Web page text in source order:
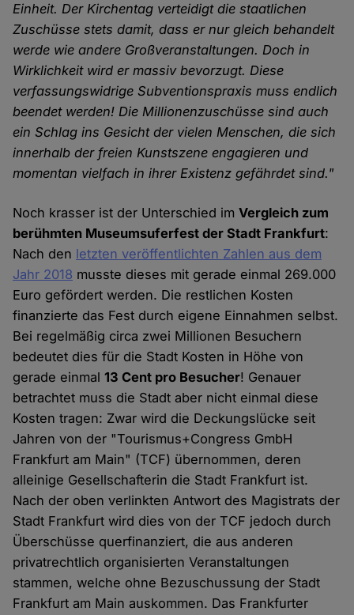
Einheit. Der Kirchentag verteidigt die staatlichen
Zuschüsse stets damit, dass er nur gleich behandelt
werde wie andere Großveranstaltungen. Doch in
Wirklichkeit wird er massiv bevorzugt. Diese
verfassungswidrige Subventionspraxis muss endlich
beendet werden! Die Millionenzuschüsse sind auch
ein Schlag ins Gesicht der vielen Menschen, die sich
innerhalb der freien Kunstszene engagieren und
momentan vielfach in ihrer Existenz gefährdet sind."
Noch krasser ist der Unterschied imVergleich zum
berühmten Museumsuferfest der Stadt Frankfurt:
Nach den letzten veröffentlichten Zahlen aus dem
Jahr 2018 musste dieses mit gerade einmal 269.000
Euro gefördert werden. Die restlichen Kosten
finanzierte das Fest durch eigene Einnahmen selbst.
Bei regelmäßig circa zwei Millionen Besuchern
bedeutet dies für die Stadt Kosten in Höhe von
gerade einmal13 Cent pro Besucher! Genauer
betrachtet muss die Stadt aber nicht einmal diese
Kosten tragen: Zwar wird die Deckungslücke seit
Jahren von der "Tourismus+Congress GmbH
Frankfurt am Main" (TCF) übernommen, deren
alleinige Gesellschafterin die Stadt Frankfurt ist.
Nach der oben verlinkten Antwort des Magistrats der
Stadt Frankfurt wird dies von der TCF jedoch durch
Überschüsse querfinanziert, die aus anderen
privatrechtlich organisierten Veranstaltungen
stammen, welche ohne Bezuschussung der Stadt
Frankfurt am Main auskommen. Das Frankfurter